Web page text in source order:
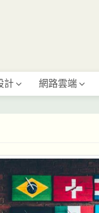
計 網路雲端